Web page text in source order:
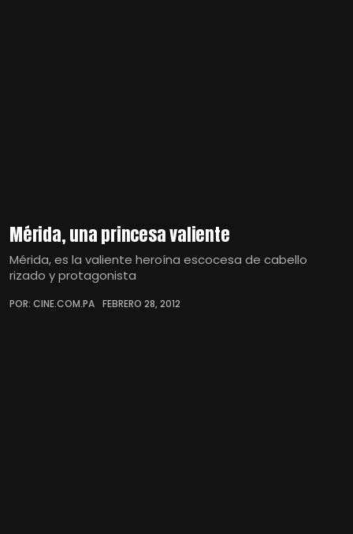
Mérida, una princesa valiente
Mérida, es la valiente heroína escocesa de cabello
rizado y protagonista
POR: CINE.COM.PA FEBRERO 28, 2012